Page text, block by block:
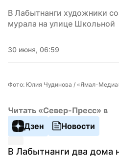
В Лабытнанги художники
мурала на улице Школьной
30 июня, 06:59
Фото: Юлия Чудинова / «Ямал-
Читать «Север-Пресс» в
Дзен
Новости
В Лабытнанги два дома